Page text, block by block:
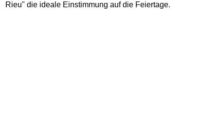
Rieu" die ideale Einstimmung auf die Feiertage.